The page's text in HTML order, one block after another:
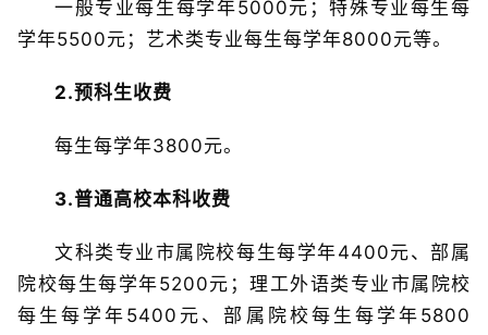
一般专业每生每学年5000元；特殊专业每生每
学年5500元；艺术类专业每生每学年8000元等。
2.预科生收费
每生每学年3800元。
3.普通高校本科收费
文科类专业市属院校每生每学年4400元、部属
院校每生每学年5200元；理工外语类专业市属院校
每生每学年5400元、部属院校每生每学年5800